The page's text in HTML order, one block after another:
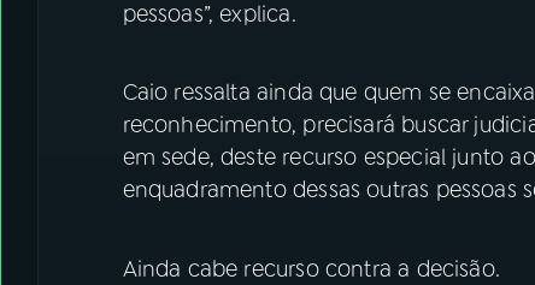
pessoas”, explica.
Caio ressalta ainda que quem se
reconhecimento, precisará buscar
em sede, deste recurso especial junto
enquadramento dessas outras pessoas
Ainda cabe recurso contra a decisão.